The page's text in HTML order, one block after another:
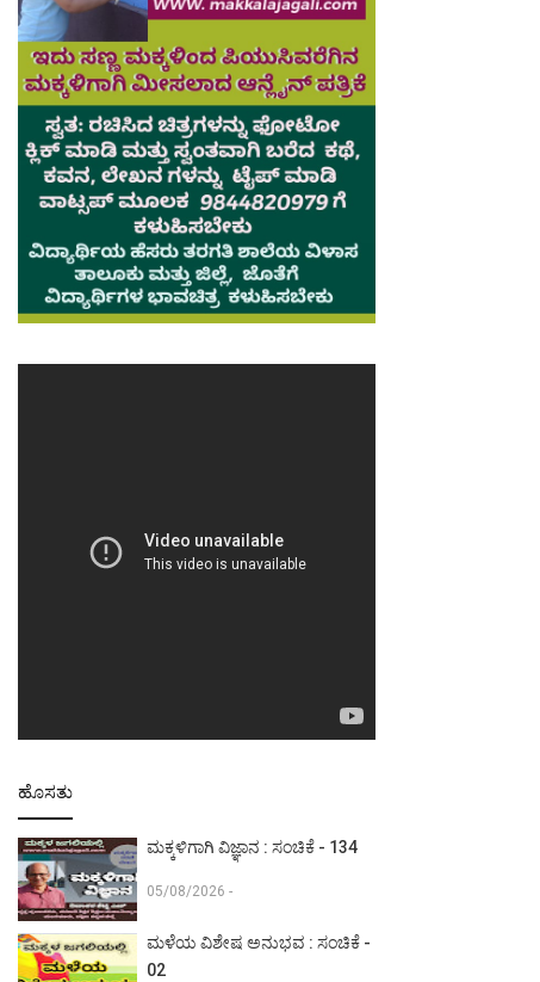
ಹೊಸತು
ಮಕ್ಕಳಿಗಾಗಿ ವಿಜ್ಞಾನ : ಸಂಚಿಕೆ - 134
05/08/2026 -
ಮಳೆಯ ವಿಶೇಷ ಅನುಭವ : ಸಂಚಿಕೆ -
02